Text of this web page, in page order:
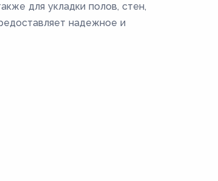
для укладки полов, стен,
надежное и